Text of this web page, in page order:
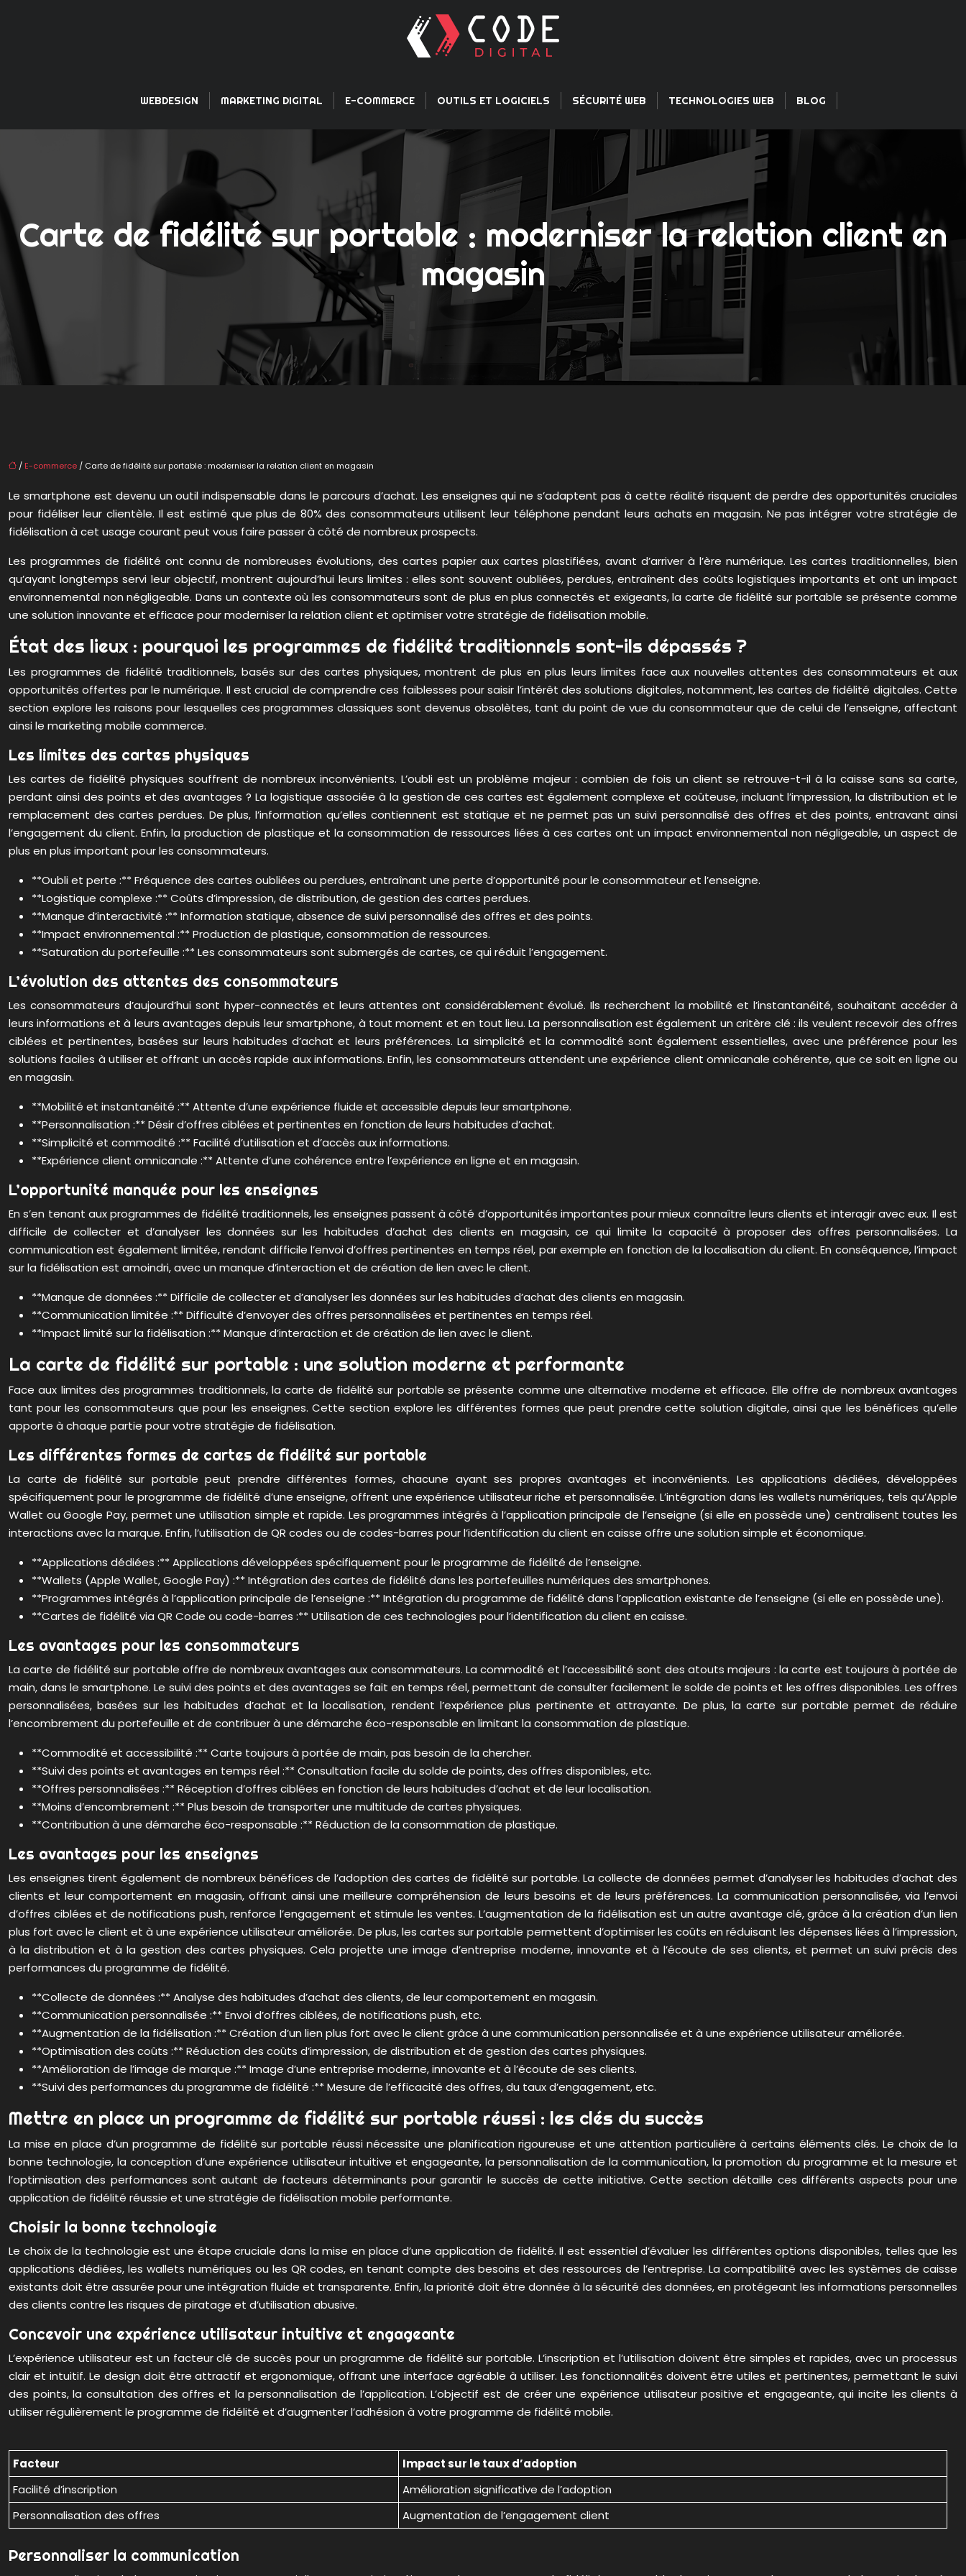
WEBDESIGN MARKETING DIGITAL E-COMMERCE OUTILS ET LOGICIELS SÉCURITÉ WEB TECHNOLOGIES WEB BLOG
Carte de fidélité sur portable : moderniser la relation client en
magasin
/ E-commerce / Carte de fidélité sur portable : moderniser la relation client en magasin
Le smartphone est devenu un outil indispensable dans le parcours d’achat. Les enseignes qui ne s’adaptent pas à cette réalité risquent de perdre des opportunités cruciales
pour fidéliser leur clientèle. Il est estimé que plus de 80% des consommateurs utilisent leur téléphone pendant leurs achats en magasin. Ne pas intégrer votre stratégie de
fidélisation à cet usage courant peut vous faire passer à côté de nombreux prospects.
Les programmes de fidélité ont connu de nombreuses évolutions, des cartes papier aux cartes plastifiées, avant d’arriver à l’ère numérique. Les cartes traditionnelles, bien
qu’ayant longtemps servi leur objectif, montrent aujourd’hui leurs limites : elles sont souvent oubliées, perdues, entraînent des coûts logistiques importants et ont un impact
environnemental non négligeable. Dans un contexte où les consommateurs sont de plus en plus connectés et exigeants, la carte de fidélité sur portable se présente comme
une solution innovante et efficace pour moderniser la relation client et optimiser votre stratégie de fidélisation mobile.
État des lieux : pourquoi les programmes de fidélité traditionnels sont-ils dépassés ?
Les programmes de fidélité traditionnels, basés sur des cartes physiques, montrent de plus en plus leurs limites face aux nouvelles attentes des consommateurs et aux
opportunités offertes par le numérique. Il est crucial de comprendre ces faiblesses pour saisir l’intérêt des solutions digitales, notamment, les cartes de fidélité digitales. Cette
section explore les raisons pour lesquelles ces programmes classiques sont devenus obsolètes, tant du point de vue du consommateur que de celui de l’enseigne, affectant
ainsi le marketing mobile commerce.
Les limites des cartes physiques
Les cartes de fidélité physiques souffrent de nombreux inconvénients. L’oubli est un problème majeur : combien de fois un client se retrouve-t-il à la caisse sans sa carte,
perdant ainsi des points et des avantages ? La logistique associée à la gestion de ces cartes est également complexe et coûteuse, incluant l’impression, la distribution et le
remplacement des cartes perdues. De plus, l’information qu’elles contiennent est statique et ne permet pas un suivi personnalisé des offres et des points, entravant ainsi
l’engagement du client. Enfin, la production de plastique et la consommation de ressources liées à ces cartes ont un impact environnemental non négligeable, un aspect de
plus en plus important pour les consommateurs.
**Oubli et perte :** Fréquence des cartes oubliées ou perdues, entraînant une perte d’opportunité pour le consommateur et l’enseigne.
**Logistique complexe :** Coûts d’impression, de distribution, de gestion des cartes perdues.
**Manque d’interactivité :** Information statique, absence de suivi personnalisé des offres et des points.
**Impact environnemental :** Production de plastique, consommation de ressources.
**Saturation du portefeuille :** Les consommateurs sont submergés de cartes, ce qui réduit l’engagement.
L’évolution des attentes des consommateurs
Les consommateurs d’aujourd’hui sont hyper-connectés et leurs attentes ont considérablement évolué. Ils recherchent la mobilité et l’instantanéité, souhaitant accéder à
leurs informations et à leurs avantages depuis leur smartphone, à tout moment et en tout lieu. La personnalisation est également un critère clé : ils veulent recevoir des offres
ciblées et pertinentes, basées sur leurs habitudes d’achat et leurs préférences. La simplicité et la commodité sont également essentielles, avec une préférence pour les
solutions faciles à utiliser et offrant un accès rapide aux informations. Enfin, les consommateurs attendent une expérience client omnicanale cohérente, que ce soit en ligne ou
en magasin.
**Mobilité et instantanéité :** Attente d’une expérience fluide et accessible depuis leur smartphone.
**Personnalisation :** Désir d’offres ciblées et pertinentes en fonction de leurs habitudes d’achat.
**Simplicité et commodité :** Facilité d’utilisation et d’accès aux informations.
**Expérience client omnicanale :** Attente d’une cohérence entre l’expérience en ligne et en magasin.
L’opportunité manquée pour les enseignes
En s’en tenant aux programmes de fidélité traditionnels, les enseignes passent à côté d’opportunités importantes pour mieux connaître leurs clients et interagir avec eux. Il est
difficile de collecter et d’analyser les données sur les habitudes d’achat des clients en magasin, ce qui limite la capacité à proposer des offres personnalisées. La
communication est également limitée, rendant difficile l’envoi d’offres pertinentes en temps réel, par exemple en fonction de la localisation du client. En conséquence, l’impact
sur la fidélisation est amoindri, avec un manque d’interaction et de création de lien avec le client.
**Manque de données :** Difficile de collecter et d’analyser les données sur les habitudes d’achat des clients en magasin.
**Communication limitée :** Difficulté d’envoyer des offres personnalisées et pertinentes en temps réel.
**Impact limité sur la fidélisation :** Manque d’interaction et de création de lien avec le client.
La carte de fidélité sur portable : une solution moderne et performante
Face aux limites des programmes traditionnels, la carte de fidélité sur portable se présente comme une alternative moderne et efficace. Elle offre de nombreux avantages
tant pour les consommateurs que pour les enseignes. Cette section explore les différentes formes que peut prendre cette solution digitale, ainsi que les bénéfices qu’elle
apporte à chaque partie pour votre stratégie de fidélisation.
Les différentes formes de cartes de fidélité sur portable
La carte de fidélité sur portable peut prendre différentes formes, chacune ayant ses propres avantages et inconvénients. Les applications dédiées, développées
spécifiquement pour le programme de fidélité d’une enseigne, offrent une expérience utilisateur riche et personnalisée. L’intégration dans les wallets numériques, tels qu’Apple
Wallet ou Google Pay, permet une utilisation simple et rapide. Les programmes intégrés à l’application principale de l’enseigne (si elle en possède une) centralisent toutes les
interactions avec la marque. Enfin, l’utilisation de QR codes ou de codes-barres pour l’identification du client en caisse offre une solution simple et économique.
**Applications dédiées :** Applications développées spécifiquement pour le programme de fidélité de l’enseigne.
**Wallets (Apple Wallet, Google Pay) :** Intégration des cartes de fidélité dans les portefeuilles numériques des smartphones.
**Programmes intégrés à l’application principale de l’enseigne :** Intégration du programme de fidélité dans l’application existante de l’enseigne (si elle en possède une).
**Cartes de fidélité via QR Code ou code-barres :** Utilisation de ces technologies pour l’identification du client en caisse.
Les avantages pour les consommateurs
La carte de fidélité sur portable offre de nombreux avantages aux consommateurs. La commodité et l’accessibilité sont des atouts majeurs : la carte est toujours à portée de
main, dans le smartphone. Le suivi des points et des avantages se fait en temps réel, permettant de consulter facilement le solde de points et les offres disponibles. Les offres
personnalisées, basées sur les habitudes d’achat et la localisation, rendent l’expérience plus pertinente et attrayante. De plus, la carte sur portable permet de réduire
l’encombrement du portefeuille et de contribuer à une démarche éco-responsable en limitant la consommation de plastique.
**Commodité et accessibilité :** Carte toujours à portée de main, pas besoin de la chercher.
**Suivi des points et avantages en temps réel :** Consultation facile du solde de points, des offres disponibles, etc.
**Offres personnalisées :** Réception d’offres ciblées en fonction de leurs habitudes d’achat et de leur localisation.
**Moins d’encombrement :** Plus besoin de transporter une multitude de cartes physiques.
**Contribution à une démarche éco-responsable :** Réduction de la consommation de plastique.
Les avantages pour les enseignes
Les enseignes tirent également de nombreux bénéfices de l’adoption des cartes de fidélité sur portable. La collecte de données permet d’analyser les habitudes d’achat des
clients et leur comportement en magasin, offrant ainsi une meilleure compréhension de leurs besoins et de leurs préférences. La communication personnalisée, via l’envoi
d’offres ciblées et de notifications push, renforce l’engagement et stimule les ventes. L’augmentation de la fidélisation est un autre avantage clé, grâce à la création d’un lien
plus fort avec le client et à une expérience utilisateur améliorée. De plus, les cartes sur portable permettent d’optimiser les coûts en réduisant les dépenses liées à l’impression,
à la distribution et à la gestion des cartes physiques. Cela projette une image d’entreprise moderne, innovante et à l’écoute de ses clients, et permet un suivi précis des
performances du programme de fidélité.
**Collecte de données :** Analyse des habitudes d’achat des clients, de leur comportement en magasin.
**Communication personnalisée :** Envoi d’offres ciblées, de notifications push, etc.
**Augmentation de la fidélisation :** Création d’un lien plus fort avec le client grâce à une communication personnalisée et à une expérience utilisateur améliorée.
**Optimisation des coûts :** Réduction des coûts d’impression, de distribution et de gestion des cartes physiques.
**Amélioration de l’image de marque :** Image d’une entreprise moderne, innovante et à l’écoute de ses clients.
**Suivi des performances du programme de fidélité :** Mesure de l’efficacité des offres, du taux d’engagement, etc.
Mettre en place un programme de fidélité sur portable réussi : les clés du succès
La mise en place d’un programme de fidélité sur portable réussi nécessite une planification rigoureuse et une attention particulière à certains éléments clés. Le choix de la
bonne technologie, la conception d’une expérience utilisateur intuitive et engageante, la personnalisation de la communication, la promotion du programme et la mesure et
l’optimisation des performances sont autant de facteurs déterminants pour garantir le succès de cette initiative. Cette section détaille ces différents aspects pour une
application de fidélité réussie et une stratégie de fidélisation mobile performante.
Choisir la bonne technologie
Le choix de la technologie est une étape cruciale dans la mise en place d’une application de fidélité. Il est essentiel d’évaluer les différentes options disponibles, telles que les
applications dédiées, les wallets numériques ou les QR codes, en tenant compte des besoins et des ressources de l’entreprise. La compatibilité avec les systèmes de caisse
existants doit être assurée pour une intégration fluide et transparente. Enfin, la priorité doit être donnée à la sécurité des données, en protégeant les informations personnelles
des clients contre les risques de piratage et d’utilisation abusive.
Concevoir une expérience utilisateur intuitive et engageante
L’expérience utilisateur est un facteur clé de succès pour un programme de fidélité sur portable. L’inscription et l’utilisation doivent être simples et rapides, avec un processus
clair et intuitif. Le design doit être attractif et ergonomique, offrant une interface agréable à utiliser. Les fonctionnalités doivent être utiles et pertinentes, permettant le suivi
des points, la consultation des offres et la personnalisation de l’application. L’objectif est de créer une expérience utilisateur positive et engageante, qui incite les clients à
utiliser régulièrement le programme de fidélité et d’augmenter l’adhésion à votre programme de fidélité mobile.
Facteur
Impact sur le taux d’adoption
Facilité d’inscription
Amélioration significative de l’adoption
Personnalisation des offres
Augmentation de l’engagement client
Personnaliser la communication